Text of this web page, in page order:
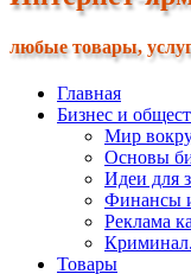
любые товары,
Главная
Бизнес и
Мир
Основы
Идеи для
Финансы
Реклама
Товары